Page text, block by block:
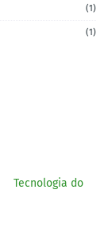
(1)
(1)
Tecnologia do